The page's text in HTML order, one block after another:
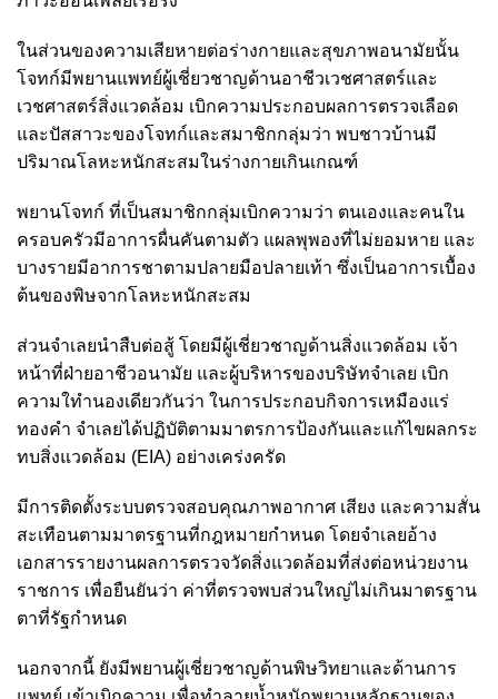
ในส่วนของความเสียหายต่อร่างกายและสุขภาพอนามัยนั้น
โจทก์มีพยานแพทย์ผู้เชี่ยวชาญด้านอาชีวเวชศาสตร์และ
เวชศาสตร์สิ่งแวดล้อม เบิกความประกอบผลการตรวจเลือด
และปัสสาวะของโจทก์และสมาชิกกลุ่มว่า พบชาวบ้านมี
ปริมาณโลหะหนักสะสมในร่างกายเกินเกณฑ์
พยานโจทก์ ที่เป็นสมาชิกกลุ่มเบิกความว่า ตนเองและคนใน
ครอบครัวมีอาการผื่นคันตามตัว แผลพุพองที่ไม่ยอมหาย และ
บางรายมีอาการชาตามปลายมือปลายเท้า ซึ่งเป็นอาการเบื้อง
ต้นของพิษจากโลหะหนักสะสม
ส่วนจำเลยนำสืบต่อสู้ โดยมีผู้เชี่ยวชาญด้านสิ่งแวดล้อม เจ้า
หน้าที่ฝ่ายอาชีวอนามัย และผู้บริหารของบริษัทจำเลย เบิก
ความใทำนองเดียวกันว่า ในการประกอบกิจการเหมืองแร่
ทองคำ จำเลยได้ปฏิบัติตามมาตรการป้องกันและแก้ไขผลกระ
ทบสิ่งแวดล้อม (EIA) อย่างเคร่งครัด
มีการติดตั้งระบบตรวจสอบคุณภาพอากาศ เสียง และความสั่น
สะเทือนตามมาตรฐานที่กฎหมายกำหนด โดยจำเลยอ้าง
เอกสารรายงานผลการตรวจวัดสิ่งแวดล้อมที่ส่งต่อหน่วยงาน
ราชการ เพื่อยืนยันว่า ค่าที่ตรวจพบส่วนใหญ่ไม่เกินมาตรฐาน
ตาที่รัฐกำหนด
นอกจากนี้ ยังมีพยานผู้เชี่ยวชาญด้านพิษวิทยาและด้านการ